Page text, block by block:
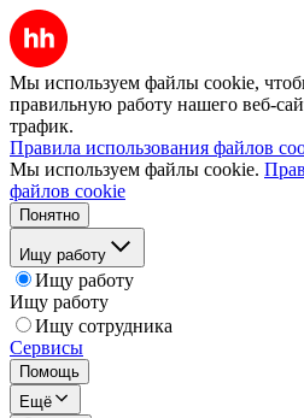
Мы используем файлы cookie,
правильную работу нашего веб-
трафик.
Правила использования файлов
Мы используем файлы cookie.
файлов cookie
Понятно
Ищу работу
Ищу работу
Ищу работу
Ищу сотрудника
Сервисы
Помощь
Ещё